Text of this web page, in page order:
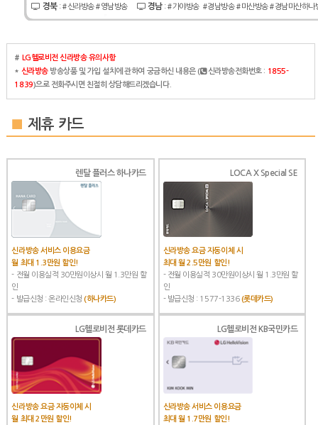
경북:#신라방송 #영남방송 경남:#가야방송 #경남방송 #마산방송 #경남마산하나
# LG헬로비전 신라방송 유의사항
* 신라방송방송상품 및 가입 설치에 관하여 궁금하신 내용은 ( 신라방송전화번호 : 1855-
1839)으로 전화주시면 친절히 상담해드리겠습니다.
■제휴 카드
렌탈 플러스 하나카드
신라방송 서비스 이용요금
월 최대 1.3만원 할인!
- 전월 이용실적 30만원이상시 월 1.3만원 할
인
- 발급신청 : 온라인신청(하나카드)
LOCA X Special SE
신라방송 요금 자동이체 시
최대 월 2.5만원 할인!
- 전월 이용실적 30만원이상시 월 1.3만원 할
인
- 발급신청 : 1577-1336(롯데카드)
LG헬로비전 롯데카드
신라방송 요금 자동이체 시
월 최대 2만원 할인!
LG헬로비전 KB국민카드
신라방송 서비스 이용요금
최대 월 1.7만원 할인!